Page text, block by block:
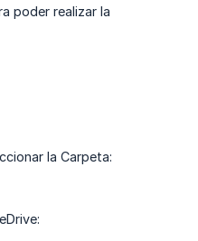
poder realizar la
la Carpeta: